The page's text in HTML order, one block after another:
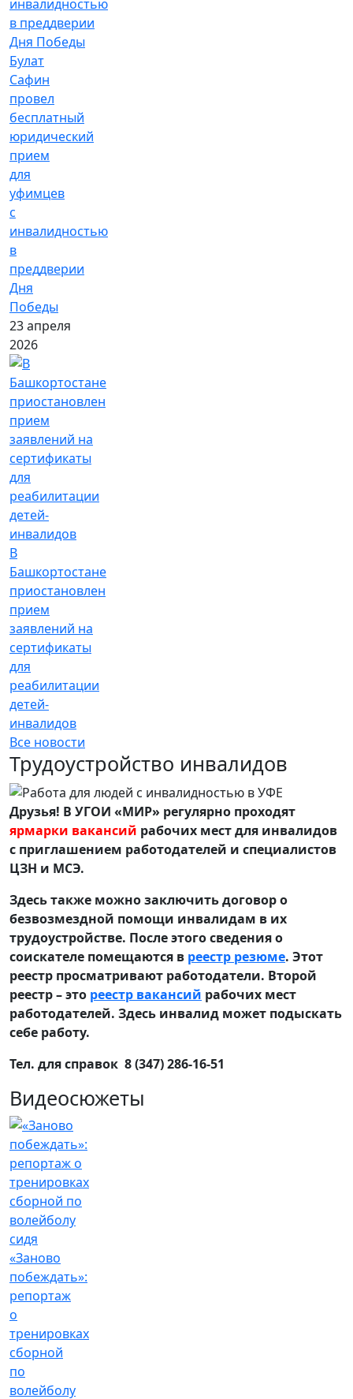
Булат
Сафин
провел
бесплатный
юридический
прием
для
уфимцев
с
инвалидностью
в
преддверии
Дня
Победы
23 апреля
2026
В
Башкортостане
приостановлен
прием
заявлений на
сертификаты
для
реабилитации
детей-
инвалидов
Все новости
Трудоустройство инвалидов
Друзья! В УГОИ «МИР» регулярно проходят
ярмарки вакансий рабочих мест для инвалидов
с приглашением работодателей и специалистов
ЦЗН и МСЭ.
Здесь также можно заключить договор о
безвозмездной помощи инвалидам в их
трудоустройстве. После этого сведения о
соискателе помещаются в реестр резюме. Этот
реестр просматривают работодатели. Второй
реестр – это реестр вакансий рабочих мест
работодателей. Здесь инвалид может подыскать
себе работу.
Тел. для справок 8 (347) 286-16-51
Видеосюжеты
«Заново
побеждать»:
репортаж
о
тренировках
сборной
по
волейболу